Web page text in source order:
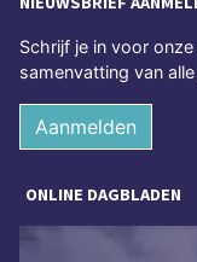
Schrijf je in voor
samenvatting van
Aanmelden
ONLINE DAGBLADEN